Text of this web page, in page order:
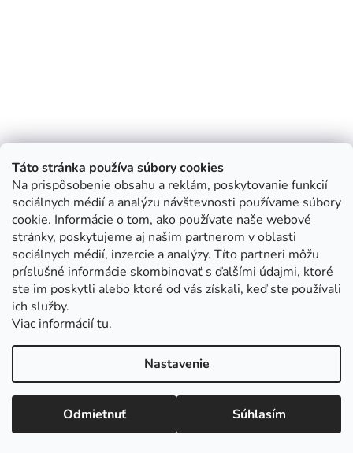
Táto stránka používa súbory cookies
Na prispôsobenie obsahu a reklám, poskytovanie funkcií
sociálnych médií a analýzu návštevnosti používame súbory
cookie. Informácie o tom, ako používate naše webové
stránky, poskytujeme aj našim partnerom v oblasti
sociálnych médií, inzercie a analýzy. Títo partneri môžu
príslušné informácie skombinovať s ďalšími údajmi, ktoré
ste im poskytli alebo ktoré od vás získali, keď ste používali
ich služby.
Viac informáciítu.
Nastavenie
Odmietnuť Súhlasím